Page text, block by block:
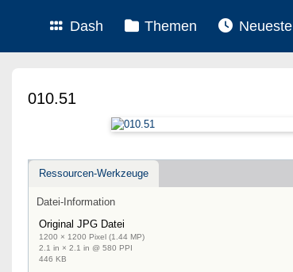
Dash Themen Neueste
010.51
Ressourcen-Werkzeuge
Datei-Information
Original JPG Datei
1200 × 1200 Pixel (1.44 MP)
2.1 in × 2.1 in @ 580 PPI
446 KB